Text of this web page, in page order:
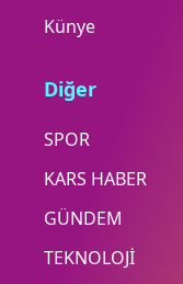
Künye
Diğer
SPOR
KARS HABER
GÜNDEM
TEKNOLOJİ